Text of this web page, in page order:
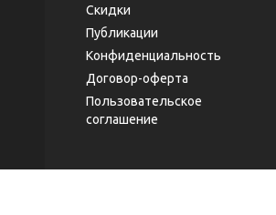
Скидки
Публикации
Конфиденциальность
Договор-оферта
Пользовательское
соглашение